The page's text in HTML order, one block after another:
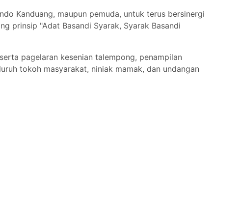
Kanduang, maupun pemuda, untuk terus bersinergi
prinsip "Adat Basandi Syarak, Syarak Basandi
pagelaran kesenian talempong, penampilan
tokoh masyarakat, niniak mamak, dan undangan